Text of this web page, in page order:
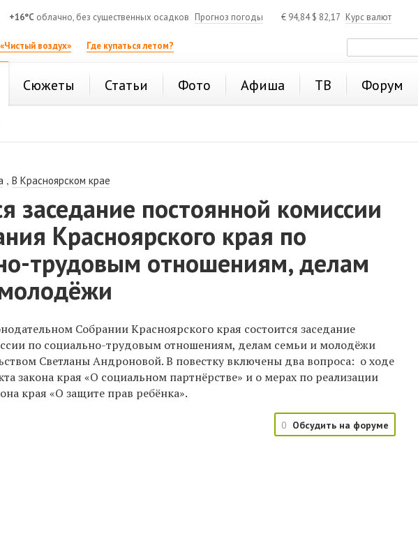
+16°C облачно, без существенных осадков Прогноз погоды € 94,84$ 82,17 Курс валют
воздух» Где купаться летом?
Сюжеты Статьи Фото Афиша ТВ Форум
,В Красноярском крае
заседание постоянной комиссии
Красноярского края по
трудовым отношениям, делам
Собрании Красноярского края состоится заседание
по социально-трудовым отношениям, делам семьи и молодёжи
Светланы Андроновой. В повестку включены два вопроса: о ходе
закона края «О социальном партнёрстве» и о мерах по реализации
края «О защите прав ребёнка».
0 Обсудить на форуме